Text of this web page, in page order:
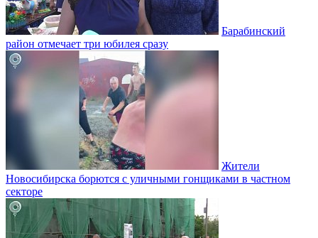
Барабинский
район отмечает три юбилея сразу
Жители
Новосибирска борются с уличными гонщиками в частном
секторе